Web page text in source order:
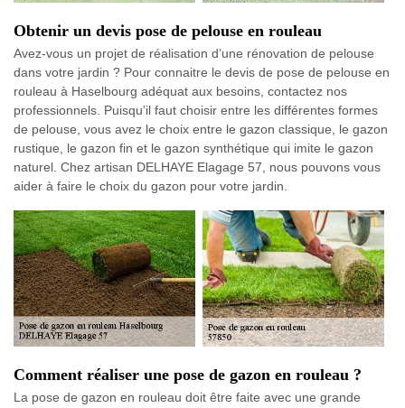
Obtenir un devis pose de pelouse en rouleau
Avez-vous un projet de réalisation d’une rénovation de pelouse
dans votre jardin ? Pour connaitre le devis de pose de pelouse en
rouleau à Haselbourg adéquat aux besoins, contactez nos
professionnels. Puisqu’il faut choisir entre les différentes formes
de pelouse, vous avez le choix entre le gazon classique, le gazon
rustique, le gazon fin et le gazon synthétique qui imite le gazon
naturel. Chez artisan DELHAYE Elagage 57, nous pouvons vous
aider à faire le choix du gazon pour votre jardin.
Comment réaliser une pose de gazon en rouleau ?
La pose de gazon en rouleau doit être faite avec une grande